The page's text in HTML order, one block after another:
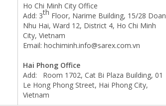
Ho Chi Minh City Office
Add: 3th Floor, Narime Building, 15/28 Doan
Nhu Hai, Ward 12, District 4, Ho Chi Minh
City, Vietnam
Email: hochiminh.info@sarex.com.vn
Hai Phong Office
Add: Room 1702, Cat Bi Plaza Building, 01
Le Hong Phong Street, Hai Phong City,
Vietnam